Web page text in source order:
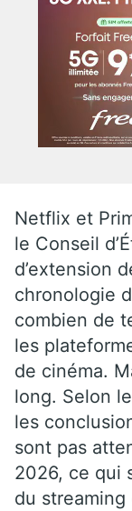
Netflix et
le Conseil
d’extension
chronologie
combien de
les
de cinéma.
long. Selon
les
sont pas
2026, ce qui
du streaming